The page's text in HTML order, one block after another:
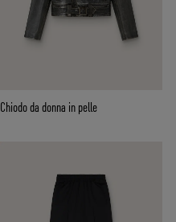
Chiodo da donna in pelle